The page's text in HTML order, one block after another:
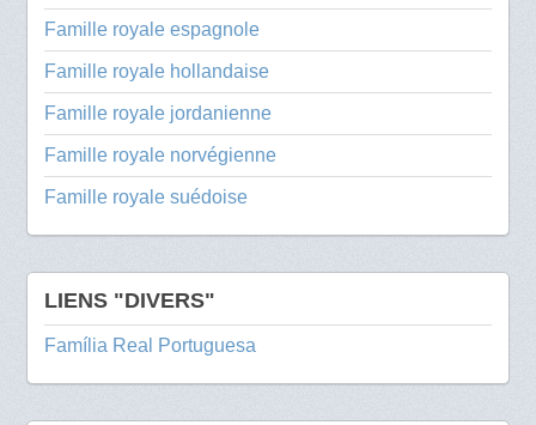
Famille royale espagnole
Famille royale hollandaise
Famille royale jordanienne
Famille royale norvégienne
Famille royale suédoise
LIENS "DIVERS"
Família Real Portuguesa